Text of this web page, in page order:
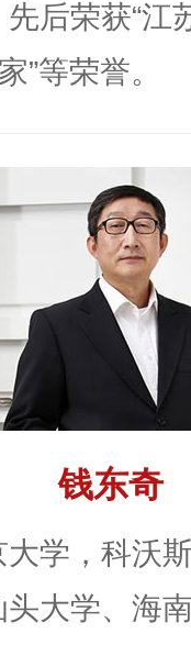
后荣获“江
”等荣誉。
钱东奇
学，科沃
大学、海